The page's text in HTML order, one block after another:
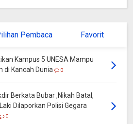
Pembaca Favorit
Kampus 5 UNESA Mampu
di Kancah Dunia
0
Berkata Bubar ,Nikah Batal,
Dilaporkan Polisi Gegara
0